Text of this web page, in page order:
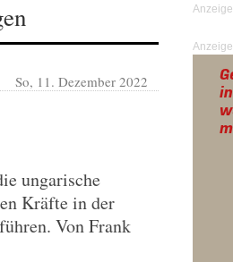
So, 11. Dezember 2022
ungarische
Kräfte in der
Von Frank
Anzeige